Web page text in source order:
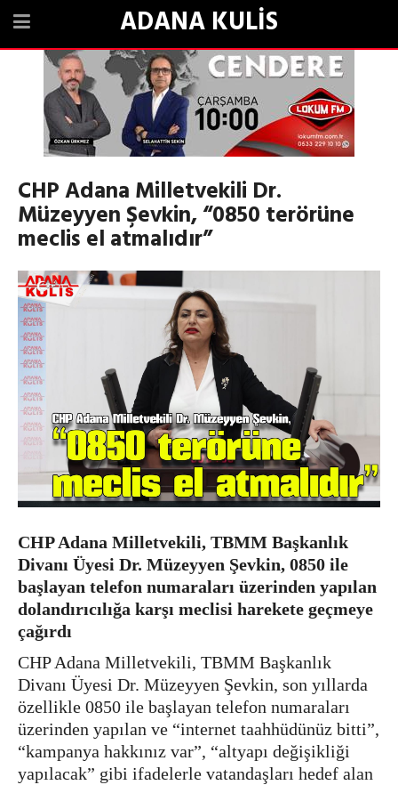
ADANA KULİS
CHP Adana Milletvekili Dr.
Müzeyyen Şevkin, “0850 terörüne
meclis el atmalıdır”
CHP Adana Milletvekili, TBMM Başkanlık
Divanı Üyesi Dr. Müzeyyen Şevkin, 0850 ile
başlayan telefon numaraları üzerinden yapılan
dolandırıcılığa karşı meclisi harekete geçmeye
çağırdı
CHP Adana Milletvekili, TBMM Başkanlık
Divanı Üyesi Dr. Müzeyyen Şevkin, son yıllarda
özellikle 0850 ile başlayan telefon numaraları
üzerinden yapılan ve “internet taahhüdünüz bitti”,
“kampanya hakkınız var”, “altyapı değişikliği
yapılacak” gibi ifadelerle vatandaşları hedef alan